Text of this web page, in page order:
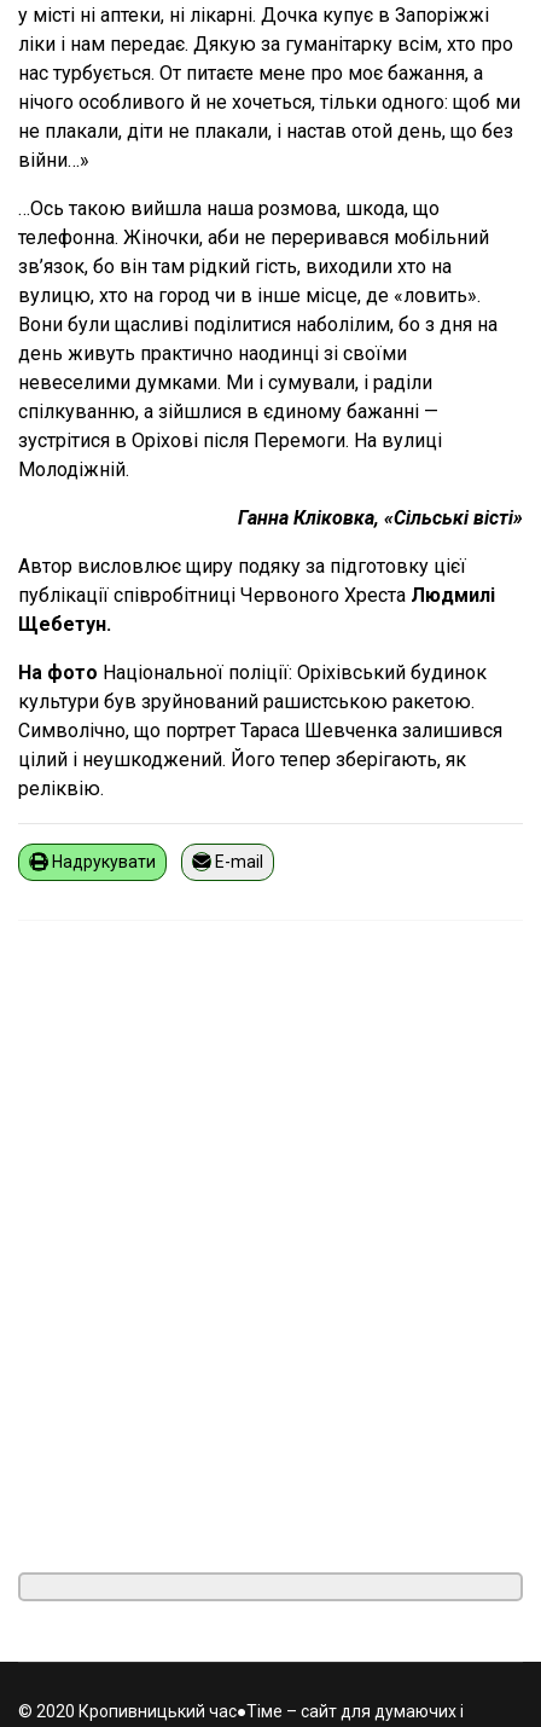
у місті ні аптеки, ні лікарні. Дочка купує в Запоріжжі
ліки і нам передає. Дякую за гуманітарку всім, хто про
нас турбується. От питаєте мене про моє бажання, а
нічого особливого й не хочеться, тільки одного: щоб ми
не плакали, діти не плакали, і настав отой день, що без
війни…»
…Ось такою вийшла наша розмова, шкода, що
телефонна. Жіночки, аби не переривався мобільний
зв’язок, бо він там рідкий гість, виходили хто на
вулицю, хто на город чи в інше місце, де «ловить».
Вони були щасливі поділитися наболілим, бо з дня на
день живуть практично наодинці зі своїми
невеселими думками. Ми і сумували, і раділи
спілкуванню, а зійшлися в єдиному бажанні —
зустрітися в Оріхові після Перемоги. На вулиці
Молодіжній.
Ганна Кліковка, «Сільські вісті»
Автор висловлює щиру подяку за підготовку цієї
публікації співробітниці Червоного Хреста Людмилі
Щебетун.
На фото Національної поліції: Оріхівський будинок
культури був зруйнований рашистською ракетою.
Символічно, що портрет Тараса Шевченка залишився
цілий і неушкоджений. Його тепер зберігають, як
реліквію.
Надрукувати E-mail
© 2020 Кропивницький час●Тіме – сайт для думаючих і